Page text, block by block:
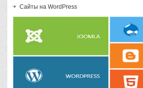
Сайты на WordPress